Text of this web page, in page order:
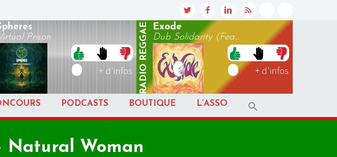
Prison
+ d'infos RADIO
REGGAE
Exode
Dub Solidarity (Fea...
+ d'infos
PODCASTS BOUTIQUE L’ASSO
Natural Woman